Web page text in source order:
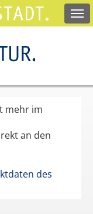
mehr im
an den
des